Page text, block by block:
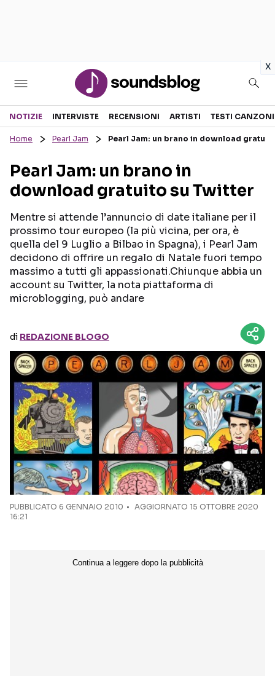
x
Sezioni
RECENSIONI MUSICALI
INTERVISTE
GOSSIP E CURIOSITÀ
TESTI CANZONI
TOUR ED EVENTI
TALENT SHOW
Seguici sui social
NOTIZIE INTERVISTE RECENSIONI ARTISTI TESTI CANZONI
Home Pearl Jam Pearl Jam: un brano in download
Pearl Jam: un brano in
download gratuito su Twitter
Mentre si attende l’annuncio di date italiane per il
prossimo tour europeo (la più vicina, per ora, è
quella del 9 Luglio a Bilbao in Spagna), i Pearl Jam
decidono di offrire un regalo di Natale fuori tempo
massimo a tutti gli appassionati.Chiunque abbia un
account su Twitter, la nota piattaforma di
microblogging, può andare
di REDAZIONE BLOGO
PUBBLICATO 6 GENNAIO 2010
AGGIORNATO 15 OTTOBRE 2020
16:21